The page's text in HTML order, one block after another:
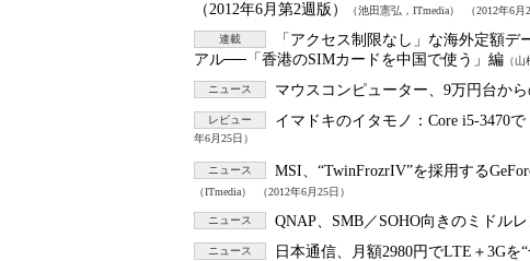
（2012年6月第2週版）
（池田憲弘，ITmedia） （2012年6月
連載 「アクセス制限なし」な海外定額デ
アル──「香港のSIMカードを中国で使う」編 （
ニュース マウスコンピューター、9万円台か
レビュー イマドキのイタモノ： Core i5-3470
年6月25日）
ニュース MSI、“TwinFrozrIV”を採用する
（ITmedia） （2012年6月25日）
ニュース QNAP、SMB／SOHO向きのミドル
ニュース 日本通信、月額2980円でLTE＋3Gを